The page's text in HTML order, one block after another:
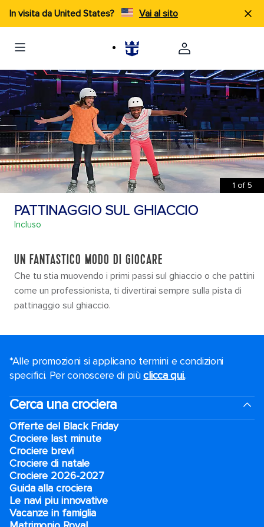
In visita da United States? Vai al sito
1 of 5
PATTINAGGIO SUL GHIACCIO
Incluso
UN FANTASTICO MODO DI GIOCARE
Che tu stia muovendo i primi passi sul ghiaccio o che pattini
come un professionista, ti divertirai sempre sulla pista di
pattinaggio sul ghiaccio.
*Alle promozioni si applicano termini e condizioni
specifici. Per conoscere di piùclicca qui..
Cerca una crociera
Offerte del Black Friday
Crociere last minute
Crociere brevi​
Crociere di natale​
Crociere 2026-2027
Guida alla crociera
Le navi piu innovative
Vacanze in famiglia